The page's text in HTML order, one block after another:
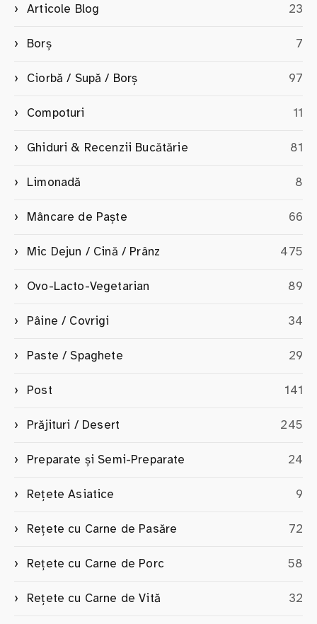
Articole Blog 23
Borș 7
Ciorbă / Supă / Borș 97
Compoturi 11
Ghiduri & Recenzii Bucătărie 81
Limonadă 8
Mâncare de Paște 66
Mic Dejun / Cină / Prânz 475
Ovo-Lacto-Vegetarian 89
Pâine / Covrigi 34
Paste / Spaghete 29
Post 141
Prăjituri / Desert 245
Preparate și Semi-Preparate 24
Rețete Asiatice 9
Rețete cu Carne de Pasăre 72
Rețete cu Carne de Porc 58
Rețete cu Carne de Vită 32